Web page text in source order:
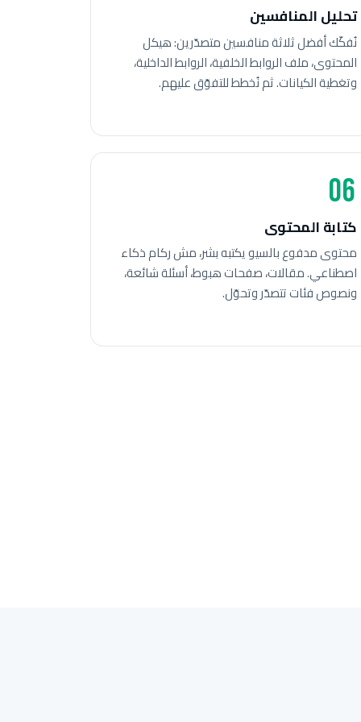
تحليل المنافسين
نُفكّك أفضل ثلاثة منافسين متصدّرين: هيكل
المحتوى، ملف الروابط الخلفية، الروابط الداخلية،
وتغطية الكيانات. ثم نُخطط للتفوّق عليهم.
06
كتابة المحتوى
محتوى مدفوع بالسيو يكتبه بشر، مش ركام ذكاء
اصطناعي. مقالات، صفحات هبوط، أسئلة شائعة،
ونصوص فئات تتصدّر وتحوّل.